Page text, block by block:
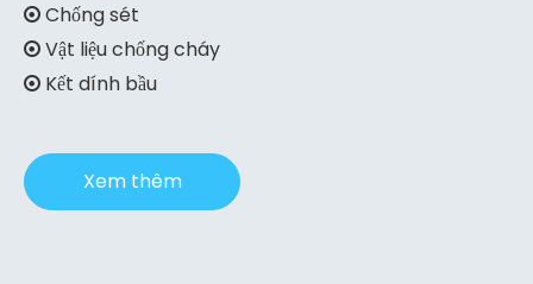
 Chống sét
 Vật liệu chống cháy
 ​​​​​​ Kết dính bầu
Xem thêm